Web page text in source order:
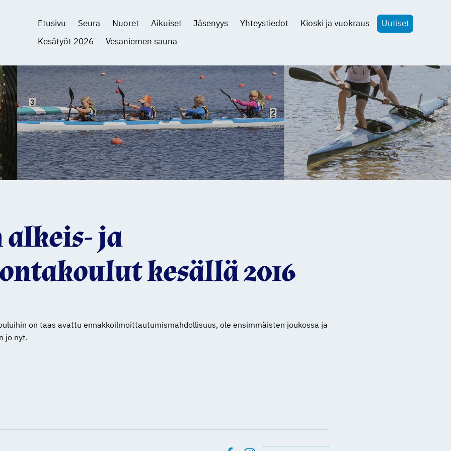
Etusivu Seura Nuoret Aikuiset Jäsenyys Yhteystiedot Kioski ja vuokraus
Uutiset
Kesätyöt 2026
Vesaniemen sauna
ja
kesällä 2016
on taas avattu ennakkoilmoittautumismahdollisuus, ole ensimmäisten joukossa ja
jo nyt.